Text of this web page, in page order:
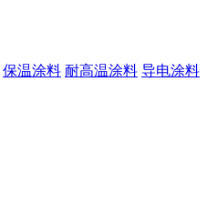
保温涂料 耐高温涂料 导电涂料